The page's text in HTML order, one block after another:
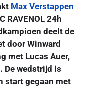
Max Verstappen
RAVENOL 24h
deelt de
door Winward
met Lucas Auer,
De wedstrijd is
start gegaan met